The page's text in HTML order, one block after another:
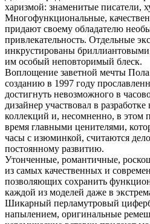
харизмой: знаменитые писатели,
Многофункциональные,
придают своему обладателю
привлекательность. Отдельные
инкрустированы
им особый неповторимый блеск.
Воплощение заветной мечты
созданию в 1997 году
достигнуть невозможного в
дизайнер участвовал в
коллекций и, несомненно, в этом
время главными ценителями,
часы с изюминкой, считаются
постоянному развитию.
Утонченные, романтичные,
из самых качественных и
позволяющих сохранить
каждой из моделей даже в
Шикарный перламутровый
напылением, оригинальные